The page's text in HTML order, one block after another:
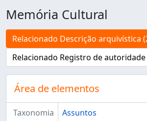
Memória Cultural
Relacionado Descrição arquivística
Relacionado Registro de autoridade
Área de elementos
Taxonomia Assuntos